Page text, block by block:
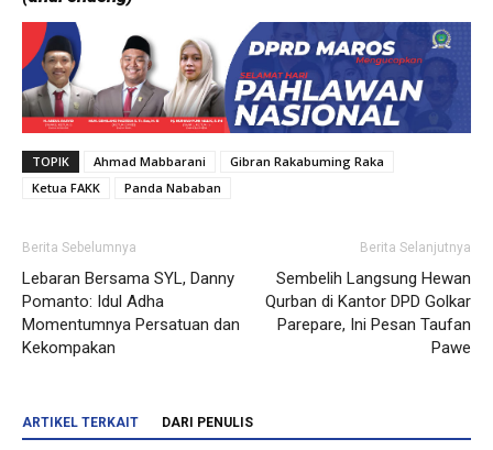
TOPIK Ahmad Mabbarani
Gibran Rakabuming Raka
Ketua FAKK
Panda Nababan
Berita Sebelumnya
Lebaran Bersama SYL, Danny
Pomanto: Idul Adha
Momentumnya Persatuan dan
Kekompakan
Berita Selanjutnya
Sembelih Langsung Hewan
Qurban di Kantor DPD Golkar
Parepare, Ini Pesan Taufan
Pawe
ARTIKEL TERKAIT DARI PENULIS